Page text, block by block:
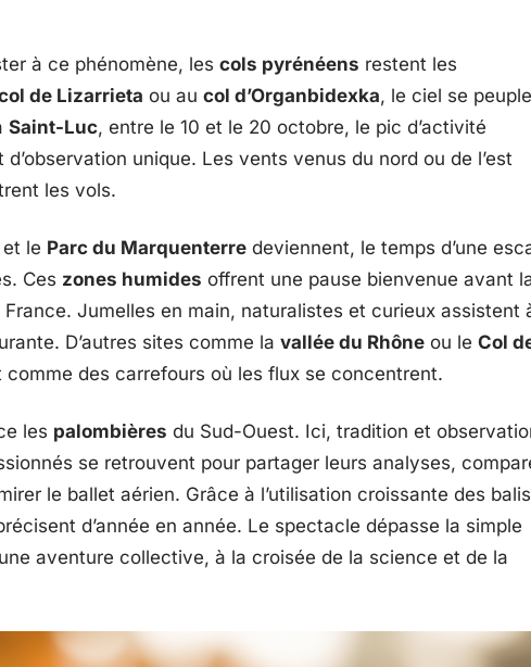
à ce phénomène, les cols pyrénéens restent les
de Lizarrieta ou au col d’Organbidexka, le ciel se
Saint-Luc, entre le 10 et le 20 octobre, le pic d’activité
unique. Les vents venus du nord ou de l’est
les vols.
et le Parc du Marquenterre deviennent, le temps d’une
Ces zones humides offrent une pause bienvenue avant
Jumelles en main, naturalistes et curieux assistent
D’autres sites comme la vallée du Rhône ou le Col
comme des carrefours où les flux se concentrent.
les palombières du Sud-Ouest. Ici, tradition et
se retrouvent pour partager leurs analyses,
le ballet aérien. Grâce à l’utilisation croissante des
d’année en année. Le spectacle dépasse la simple
aventure collective, à la croisée de la science et de la